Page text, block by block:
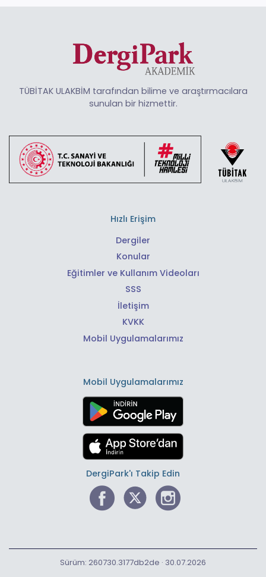
TÜBİTAK ULAKBİM tarafından bilime ve araştırmacılara
sunulan bir hizmettir.
Hızlı Erişim
Dergiler
Konular
Eğitimler ve Kullanım Videoları
SSS
İletişim
KVKK
Mobil Uygulamalarımız
Mobil Uygulamalarımız
DergiPark'ı Takip Edin
Sürüm: 260730.3177db2de · 30.07.2026